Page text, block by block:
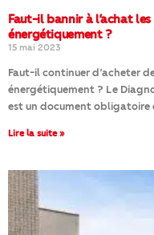
Faut-il bannir à l’achat
énergétiquement ?
15 mai 2023
Faut-il continuer d’acheter
énergétiquement ? Le
est un document obligatoire
Lire la suite »